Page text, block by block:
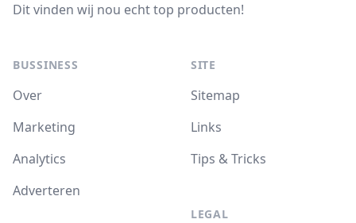
Dit vinden wij nou echt top producten!
BUSSINESS
Over
Marketing
Analytics
Adverteren
SITE
Sitemap
Links
Tips & Tricks
LEGAL